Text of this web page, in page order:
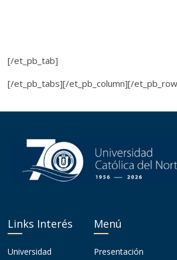
[/et_pb_tab]
[/et_pb_tabs][/et_pb_column][/
Links Interés
Universidad
Menú
Presentación